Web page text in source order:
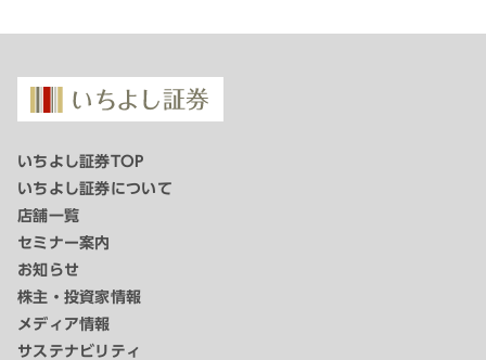
いちよし証券TOP
いちよし証券について
店舗一覧
セミナー案内
お知らせ
株主・投資家情報
メディア情報
サステナビリティ